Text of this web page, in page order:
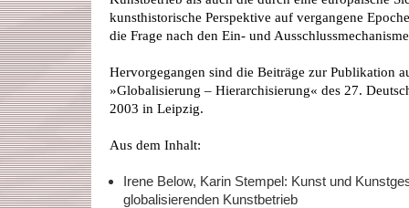
kunsthistorische Perspektive auf vergangene
die Frage nach den Ein- und
Hervorgegangen sind die Beiträge zur Publikation
»Globalisierung – Hierarchisierung« des 27.
2003 in Leipzig.
Aus dem Inhalt:
Irene Below, Karin Stempel: Kunst und
globalisierenden Kunstbetrieb